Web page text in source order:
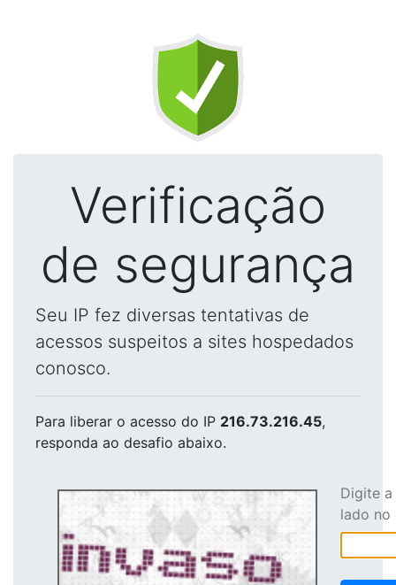
Verificação
de segurança
Seu IP fez diversas tentativas de
acessos suspeitos a sites hospedados
conosco.
Para liberar o acesso do IP 216.73.216.45,
responda ao desafio abaixo.
Digite
lado no